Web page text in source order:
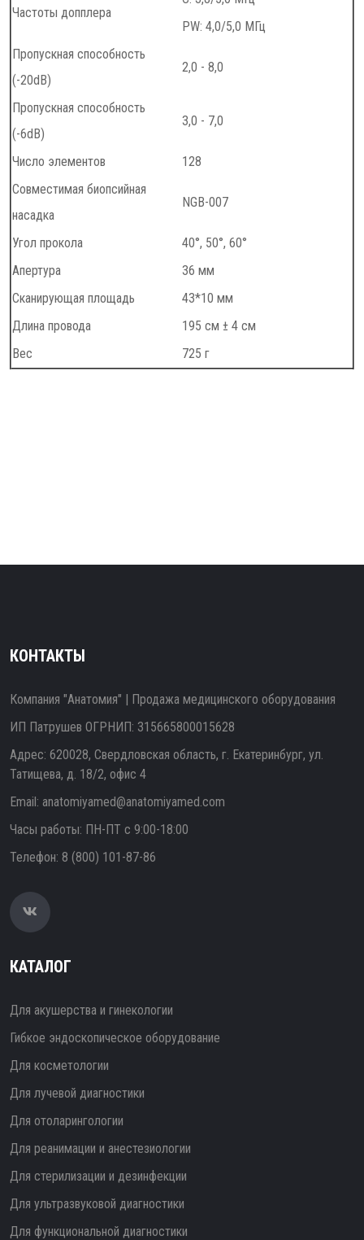
Частоты допплера
PW: 4,0/5,0 МГц
Пропускная способность
(-20dB)
2,0 - 8,0
Пропускная способность
(-6dB)
3,0 - 7,0
Число элементов
128
Совместимая биопсийная
насадка
NGB-007
Угол прокола
40°, 50°, 60°
Апертура
36 мм
Сканирующая площадь
43*10 мм
Длина провода
195 см ± 4 см
Вес
725 г
КОНТАКТЫ
Компания "Анатомия" | Продажа медицинского оборудования
ИП Патрушев ОГРНИП: 315665800015628
Адрес: 620028, Свердловская область, г. Екатеринбург, ул.
Татищева, д. 18/2, офис 4
Email: anatomiyamed@anatomiyamed.com
Часы работы: ПН-ПТ с 9:00-18:00
Телефон: 8 (800) 101-87-86
КАТАЛОГ
Для акушерства и гинекологии
Гибкое эндоскопическое оборудование
Для косметологии
Для лучевой диагностики
Для отоларингологии
Для реанимации и анестезиологии
Для стерилизации и дезинфекции
Для ультразвуковой диагностики
Для функциональной диагностики